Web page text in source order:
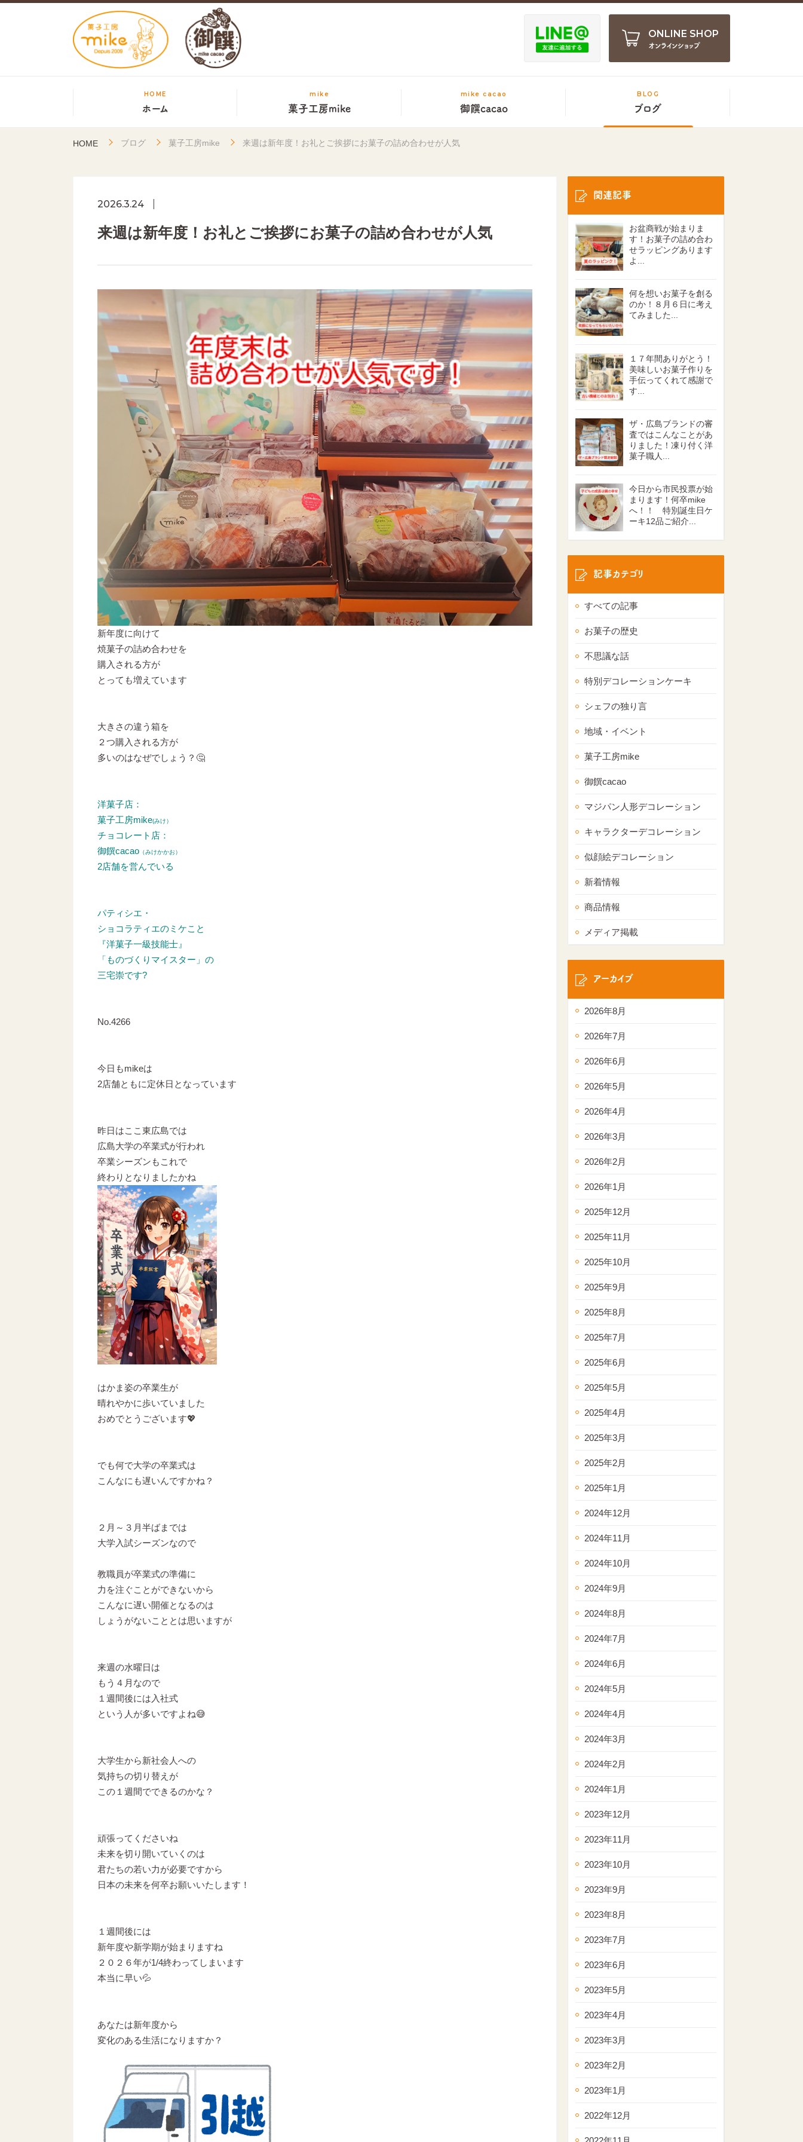
ONLINE SHOP
オンラインショップ
HOME
ホーム
mike
菓子工房mike
mike cacao
御饌cacao
BLOG
ブログ
HOME ブログ 菓子工房mike 来週は新年度！お礼とご挨拶にお菓子の詰め合わせが人気
2026.3.24
来週は新年度！お礼とご挨拶にお菓子の詰め合わせが人気
新年度に向けて
焼菓子の詰め合わせを
購入される方が
とっても増えています
大きさの違う箱を
２つ購入される方が
多いのはなぜでしょう？🤔
洋菓子店：
菓子工房mike(みけ）
チョコレート店：
御饌cacao （みけかかお）
2店舗を営んでいる
パティシエ・
ショコラティエのミケこと
『洋菓子一級技能士』
「ものづくりマイスター」の
三宅崇です?
No.4266
今日もmikeは
2店舗ともに定休日となっています
昨日はここ東広島では
広島大学の卒業式が行われ
卒業シーズンもこれで
終わりとなりましたかね
はかま姿の卒業生が
晴れやかに歩いていました
おめでとうございます💖
でも何で大学の卒業式は
こんなにも遅いんですかね？
２月～３月半ばまでは
大学入試シーズンなので
教職員が卒業式の準備に
力を注ぐことができないから
こんなに遅い開催となるのは
しょうがないこととは思いますが
来週の水曜日は
もう４月なので
１週間後には入社式
という人が多いですよね😅
大学生から新社会人への
気持ちの切り替えが
この１週間でできるのかな？
頑張ってくださいね
未来を切り開いていくのは
君たちの若い力が必要ですから
日本の未来を何卒お願いいたします！
１週間後には
新年度や新学期が始まりますね
２０２６年が1/4終わってしまいます
本当に早い💦
あなたは新年度から
変化のある生活になりますか？
関連記事
お盆商戦が始まりま
す！お菓子の詰め合わ
せラッピングあります
よ...
何を想いお菓子を創る
のか！８月６日に考え
てみました...
１７年間ありがとう！
美味しいお菓子作りを
手伝ってくれて感謝で
す...
ザ・広島ブランドの審
査ではこんなことがあ
りました！凍り付く洋
菓子職人...
今日から市民投票が始
まります！何卒mike
へ！！ 特別誕生日ケ
ーキ12品ご紹介...
記事カテゴリ
すべての記事
お菓子の歴史
不思議な話
特別デコレーションケーキ
シェフの独り言
地域・イベント
菓子工房mike
御饌cacao
マジパン人形デコレーション
キャラクターデコレーション
似顔絵デコレーション
新着情報
商品情報
メディア掲載
アーカイブ
2026年8月
2026年7月
2026年6月
2026年5月
2026年4月
2026年3月
2026年2月
2026年1月
2025年12月
2025年11月
2025年10月
2025年9月
2025年8月
2025年7月
2025年6月
2025年5月
2025年4月
2025年3月
2025年2月
2025年1月
2024年12月
2024年11月
2024年10月
2024年9月
2024年8月
2024年7月
2024年6月
2024年5月
2024年4月
2024年3月
2024年2月
2024年1月
2023年12月
2023年11月
2023年10月
2023年9月
2023年8月
2023年7月
2023年6月
2023年5月
2023年4月
2023年3月
2023年2月
2023年1月
2022年12月